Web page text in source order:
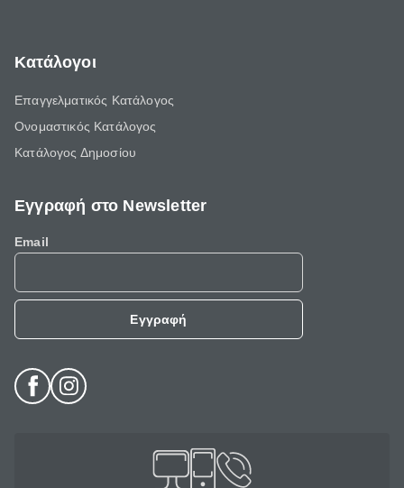
Κατάλογοι
Επαγγελματικός Κατάλογος
Ονομαστικός Κατάλογος
Κατάλογος Δημοσίου
Εγγραφή στο Newsletter
Email
Εγγραφή